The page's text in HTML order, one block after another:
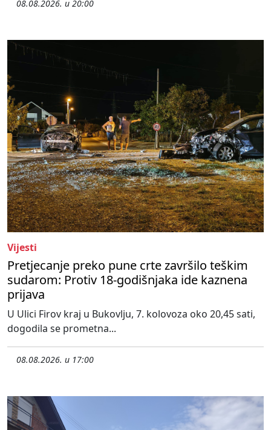
08.08.2026. u 20:00
Vijesti
Pretjecanje preko pune crte završilo teškim
sudarom: Protiv 18-godišnjaka ide kaznena
prijava
U Ulici Firov kraj u Bukovlju, 7. kolovoza oko 20,45 sati,
dogodila se prometna...
08.08.2026. u 17:00